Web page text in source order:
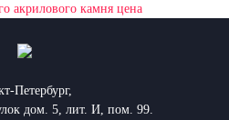
акрилового камня цена
Петербург,
дом. 5, лит. И, пом. 99.